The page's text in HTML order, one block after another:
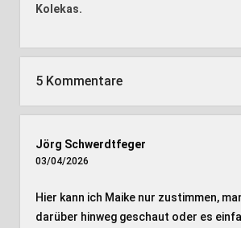
Kolekas.
5 Kommentare
Jörg Schwerdtfeger
03/04/2026
Hier kann ich Maike nur zustimmen,
darüber hinweg geschaut oder es